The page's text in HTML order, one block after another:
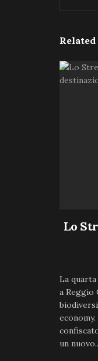
Related
Lo
La
a Reggio
un